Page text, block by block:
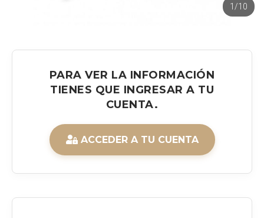
1/10
PARA VER LA INFORMACIÓN
TIENES QUE INGRESAR A TU
CUENTA.
ACCEDER A TU CUENTA